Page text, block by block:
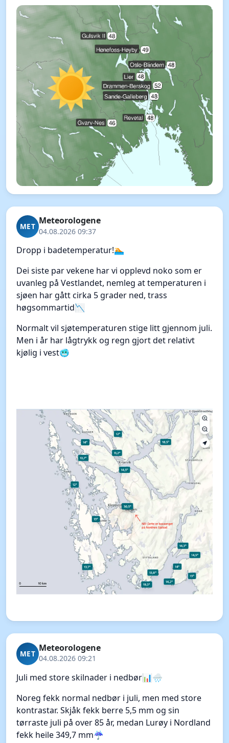
MET
Meteorologene
04.08.2026 09:37
Dropp i badetemperatur!🏊
Dei siste par vekene har vi opplevd noko som er
uvanleg på Vestlandet, nemleg at temperaturen i
sjøen har gått cirka 5 grader ned, trass
høgsommartid📉
Normalt vil sjøtemperaturen stige litt gjennom juli.
Men i år har lågtrykk og regn gjort det relativt
kjølig i vest🥶
MET
Meteorologene
04.08.2026 09:21
Juli med store skilnader i nedbør📊🌧️
Noreg fekk normal nedbør i juli, men med store
kontrastar. Skjåk fekk berre 5,5 mm og sin
tørraste juli på over 85 år, medan Lurøy i Nordland
fekk heile 349,7 mm☔